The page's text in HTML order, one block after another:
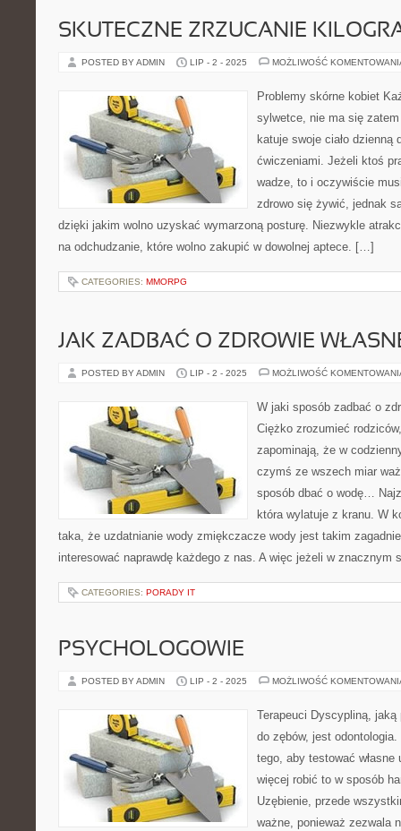
SKUTECZNE ZRZUCANIE
POSTED BY ADMIN LIP - 2 - 2025 MOŻLIWOŚĆ
Problemy skórne kobiet
sylwetce, nie ma się
katuje swoje ciało dzienną
ćwiczeniami. Jeżeli ktoś
wadze, to i oczywiście
zdrowo się żywić, jednak
dzięki jakim wolno uzyskać wymarzoną posturę. Niezwykle
na odchudzanie, które wolno zakupić w dowolnej aptece. […]
CATEGORIES: MMORPG
JAK ZADBAĆ O ZDROWIE
POSTED BY ADMIN LIP - 2 - 2025 MOŻLIWOŚĆ
W jaki sposób zadbać o
Ciężko zrozumieć
zapominają, że w
czymś ze wszech miar
sposób dbać o wodę…
która wylatuje z kranu. W
taka, że uzdatnianie wody zmiękczacze wody jest takim
interesować naprawdę każdego z nas. A więc jeżeli w
CATEGORIES: PORADY IT
PSYCHOLOGOWIE
POSTED BY ADMIN LIP - 2 - 2025 MOŻLIWOŚĆ
Terapeuci Dyscypliną,
do zębów, jest
tego, aby testować
więcej robić to w sposób
Uzębienie, przede
ważne, ponieważ zezwala